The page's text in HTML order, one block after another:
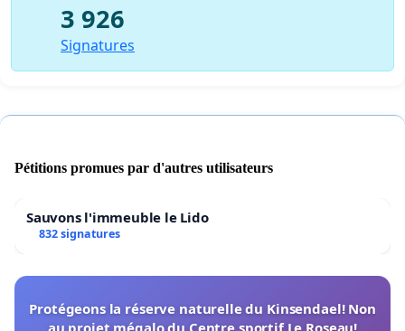
3 926
Signatures
Pétitions promues par d'autres utilisateurs
Sauvons l'immeuble le Lido
832 signatures
Protégeons la réserve naturelle du Kinsendael! Non
au projet mégalo du Centre sportif Le Roseau!